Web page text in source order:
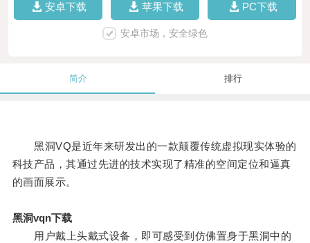
安卓下载 苹果下载 PC下载
安卓市场，安全绿色
简介 排行
黑洞VQ是近年来研发出的一款颠覆传统虚拟现实体验的
科技产品，其通过先进的技术实现了精准的空间定位和逼真
的画面展示。
黑洞vqn下载
用户戴上头戴式设备，即可感受到仿佛置身于黑洞中的